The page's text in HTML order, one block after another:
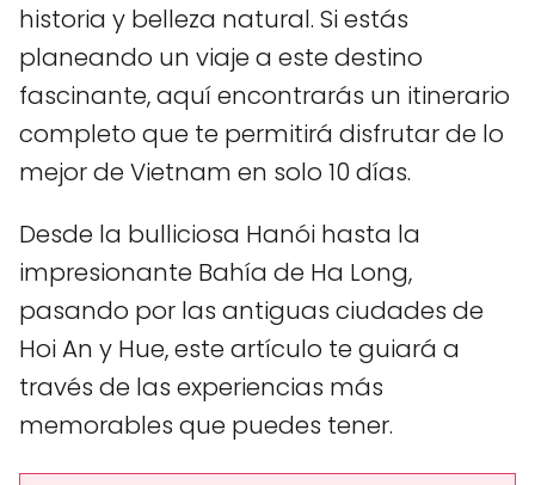
historia y belleza natural. Si estás
planeando un viaje a este destino
fascinante, aquí encontrarás un itinerario
completo que te permitirá disfrutar de lo
mejor de Vietnam en solo 10 días.
Desde la bulliciosa Hanói hasta la
impresionante Bahía de Ha Long,
pasando por las antiguas ciudades de
Hoi An y Hue, este artículo te guiará a
través de las experiencias más
memorables que puedes tener.